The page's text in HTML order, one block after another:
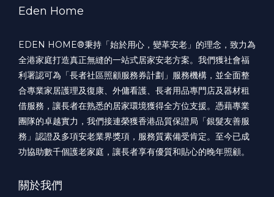
Eden Home
EDEN HOME®️秉持「始於用心，變革安老」的理念，致力為
全港家庭打造真正無縫的一站式居家安老方案。我們獲社會福
利署認可為「長者社區照顧服務券計劃」服務機構，並全面整
合專業家居護理及復康、外傭看護、長者用品專門店及器材租
借服務，讓長者在熟悉的居家環境獲得全方位支援。憑藉專業
團隊的卓越實力，我們接連榮獲香港品質保證局「銀髮友善服
務」認證及多項安老業界獎項，服務質素備受肯定。至今已成
功協助數千個護老家庭，讓長者享有優質和貼心的晚年照顧。
關於我們